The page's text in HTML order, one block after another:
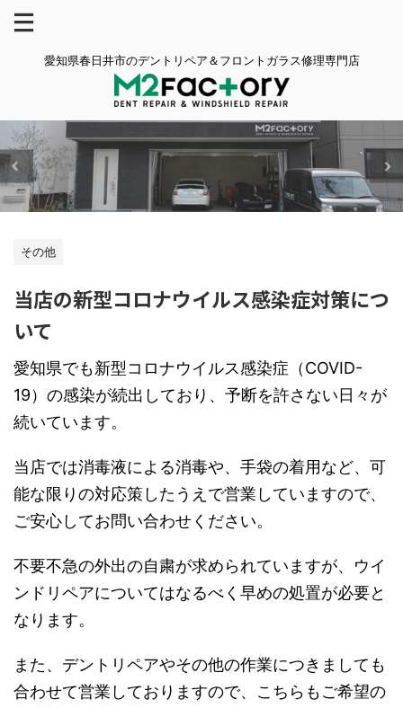
愛知県春日井市のデントリペア＆フロントガラス修理専門店
その他
当店の新型コロナウイルス感染症対策につ
いて
愛知県でも新型コロナウイルス感染症（COVID-
19）の感染が続出しており、予断を許さない日々が
続いています。
当店では消毒液による消毒や、手袋の着用など、可
能な限りの対応策したうえで営業していますので、
ご安心してお問い合わせください。
不要不急の外出の自粛が求められていますが、ウイ
ンドリペアについてはなるべく早めの処置が必要と
なります。
また、デントリペアやその他の作業につきましても
合わせて営業しておりますので、こちらもご希望の